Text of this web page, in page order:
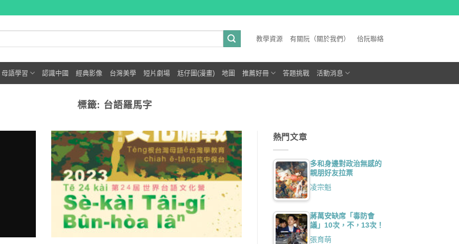
教學資源 有關阮（關於我們） 佮阮聯絡
母語學習 認識中國 經典影像 台灣美學 短片劇場 尪仔圖(漫畫) 地圖 推薦好冊 答題挑戰 活動消息
標籤: 台語羅馬字
熱門文章
多和身邊對政治無感的
親朋好友拉票
凌宗魁
蔣萬安缺席「毒防會
議」10次，不，13次！
張育萌